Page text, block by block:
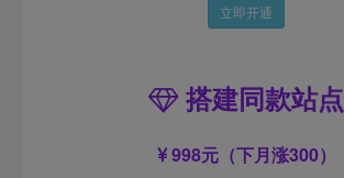
立即开通
搭建同款站点
998元（下月涨300）